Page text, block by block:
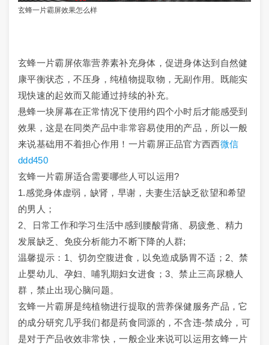
玄蜂一片霸屏效果怎么样
玄蜂一片霸屏依靠营养素补充身体，促进身体达到自然健
康平衡状态，不压身，纯植物提取物，无副作用。既能实
现快速的起效而又能通过持续的补充。
悬蜂一块屏幕在正常情况下使用约四个小时后才能感受到
效果，这是在同类产品中非常容易使用的产品，所以一般
来说基础用不着担心作用！一片霸屏正品官方西西微信
ddd450
玄蜂一片霸屏适合需要哪些人可以运用?
1.感觉身体虚弱，缺肾，早谢，夫妻生活缺乏欲望和希望
的男人；
2、日常工作和学习生活中感到腰酸背痛、易疲惫、精力
发展缺乏、免疫分析能力不断下降的人群;
温馨提示：1、切勿空腹进食，以免造成肠胃不适；2、禁
止婴幼儿、孕妇、哺乳期妇女进食；3、禁止三高尿糖人
群，禁止出现心脑问题。
玄蜂一片霸屏是纯植物进行提取的营养保健服务产品，它
的成分研究几乎我们都是药食同源的，不含违-禁成分，可
是对于产品收效非常快，一般企业来说可以运用玄蜂一片